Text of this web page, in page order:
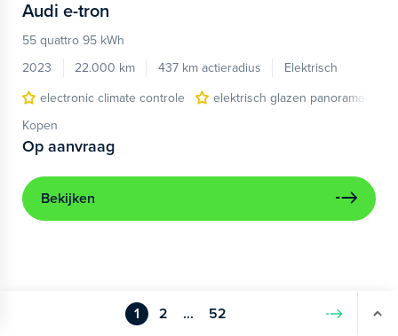
Audi e-tron
55 quattro 95 kWh
2023
22.000 km 437 km actieradius
Elektrisch
electronic climate controle
elektrisch glazen panorama-dak
Kopen
Op aanvraag
Bekijken
1 2 ... 52 Volgende